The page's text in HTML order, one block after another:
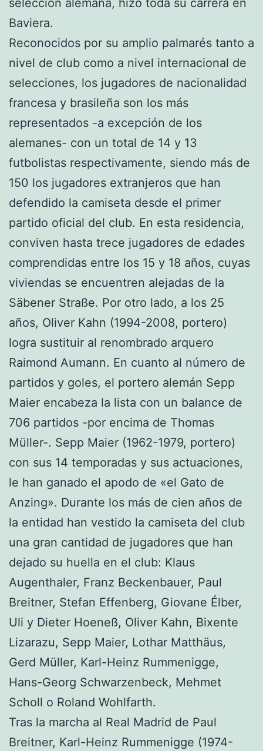
Baviera.
Reconocidos por su amplio palmarés tanto a
nivel de club como a nivel internacional de
selecciones, los jugadores de nacionalidad
francesa y brasileña son los más
representados -a excepción de los
alemanes- con un total de 14 y 13
futbolistas respectivamente, siendo más de
150 los jugadores extranjeros que han
defendido la camiseta desde el primer
partido oficial del club. En esta residencia,
conviven hasta trece jugadores de edades
comprendidas entre los 15 y 18 años, cuyas
viviendas se encuentren alejadas de la
Säbener Straße. Por otro lado, a los 25
años, Oliver Kahn (1994-2008, portero)
logra sustituir al renombrado arquero
Raimond Aumann. En cuanto al número de
partidos y goles, el portero alemán Sepp
Maier encabeza la lista con un balance de
706 partidos -por encima de Thomas
Müller-. Sepp Maier (1962-1979, portero)
con sus 14 temporadas y sus actuaciones,
le han ganado el apodo de «el Gato de
Anzing». Durante los más de cien años de
la entidad han vestido la camiseta del club
una gran cantidad de jugadores que han
dejado su huella en el club: Klaus
Augenthaler, Franz Beckenbauer, Paul
Breitner, Stefan Effenberg, Giovane Élber,
Uli y Dieter Hoeneß, Oliver Kahn, Bixente
Lizarazu, Sepp Maier, Lothar Matthäus,
Gerd Müller, Karl-Heinz Rummenigge,
Hans-Georg Schwarzenbeck, Mehmet
Scholl o Roland Wohlfarth.
Tras la marcha al Real Madrid de Paul
Breitner, Karl-Heinz Rummenigge (1974-